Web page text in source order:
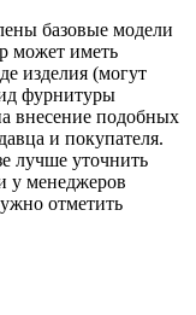
базовые модели
может иметь
изделия (могут
фурнитуры
внесение подобных
и покупателя.
лучше уточнить
у менеджеров
отметить